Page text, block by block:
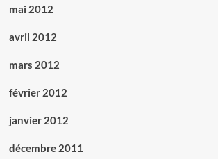
mai 2012
avril 2012
mars 2012
février 2012
janvier 2012
décembre 2011